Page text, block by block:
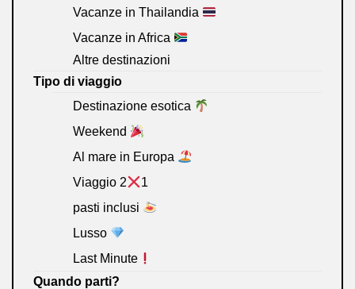
Vacanze in Thailandia
Vacanze in Africa
Altre destinazioni
Tipo di viaggio
Destinazione esotica
Weekend
Al mare in Europa
Viaggio 2
1
pasti inclusi
Lusso
Last Minute
Quando parti?